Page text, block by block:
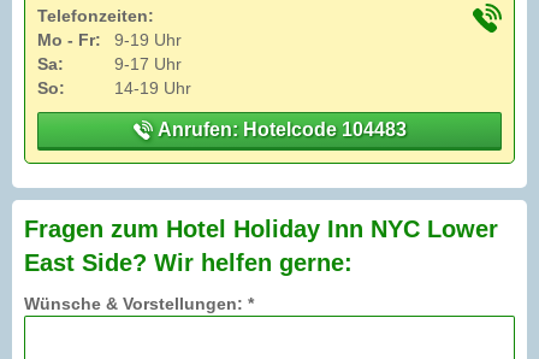
Telefonzeiten:
Mo - Fr:
9-19 Uhr
Sa:
9-17 Uhr
So:
14-19 Uhr
Anrufen: Hotelcode 104483
Fragen zum Hotel Holiday Inn NYC Lower
East Side? Wir helfen gerne:
Wünsche & Vorstellungen: *